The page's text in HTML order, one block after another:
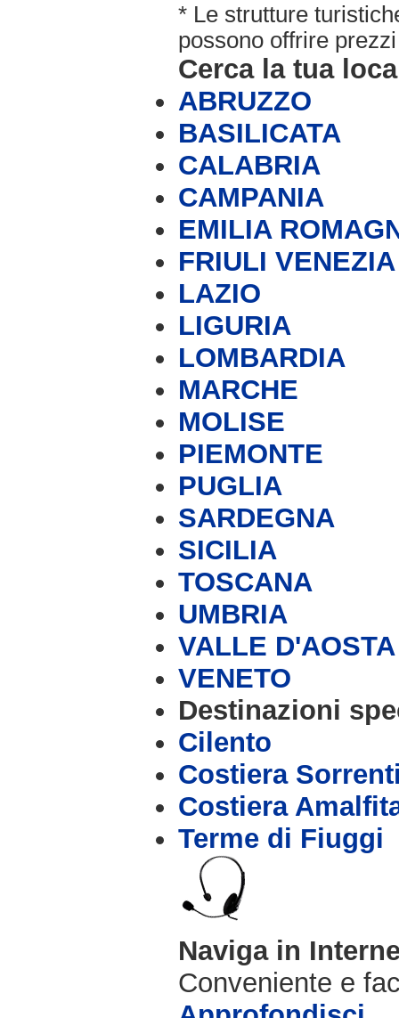
* Le strutture
possono offrire
Cerca la tua
ABRUZZO
BASILICATA
CALABRIA
CAMPANIA
EMILIA
FRIULI
LAZIO
LIGURIA
LOMBARDIA
MARCHE
MOLISE
PIEMONTE
PUGLIA
SARDEGNA
SICILIA
TOSCANA
UMBRIA
VALLE D'AOSTA
VENETO
Destinazioni
Cilento
Costiera
Costiera
Terme di Fiuggi
Naviga in
Conveniente e